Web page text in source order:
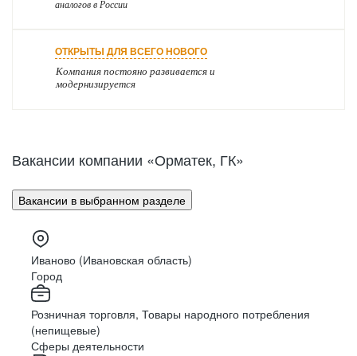
аналогов в России
ОТКРЫТЫ ДЛЯ ВСЕГО НОВОГО
Компания постояно развивается и
модернизируется
Вакансии компании «Орматек, ГК»
Вакансии в выбранном разделе
Иваново (Ивановская область)
Город
Розничная торговля, Товары народного потребления
(непищевые)
Сферы деятельности